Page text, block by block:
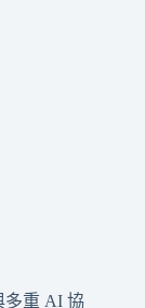
多重 AI 協